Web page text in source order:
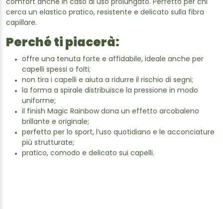
comfort anche in caso di uso prolungato. Perfetto per chi
cerca un elastico pratico, resistente e delicato sulla fibra
capillare.
Perché ti piacerà:
offre una tenuta forte e affidabile, ideale anche per
capelli spessi o folti;
non tira i capelli e aiuta a ridurre il rischio di segni;
la forma a spirale distribuisce la pressione in modo
uniforme;
il finish Magic Rainbow dona un effetto arcobaleno
brillante e originale;
perfetto per lo sport, l’uso quotidiano e le acconciature
più strutturate;
pratico, comodo e delicato sui capelli.